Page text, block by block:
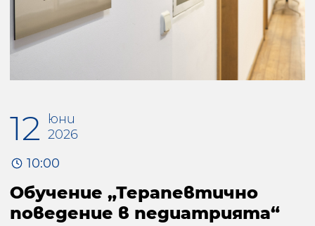
12
юни
2026
10:00
Обучение „Терапевтично
поведение в педиатрията“